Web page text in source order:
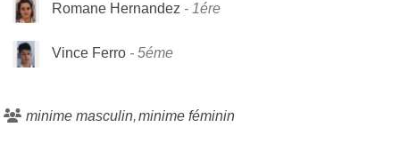
Romane Hernandez 1ére
Vince Ferro 5éme
minime masculin minime féminin